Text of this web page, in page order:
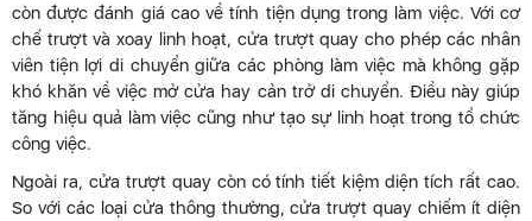
còn được đánh giá cao về tính tiện dụng trong làm việc. Với cơ
chế trượt và xoay linh hoạt, cửa trượt quay cho phép các nhân
viên tiện lợi di chuyển giữa các phòng làm việc mà không gặp
khó khăn về việc mở cửa hay cản trở di chuyển. Điều này giúp
tăng hiệu quả làm việc cũng như tạo sự linh hoạt trong tổ chức
công việc.
Ngoài ra, cửa trượt quay còn có tính tiết kiệm diện tích rất cao.
So với các loại cửa thông thường, cửa trượt quay chiếm ít diện